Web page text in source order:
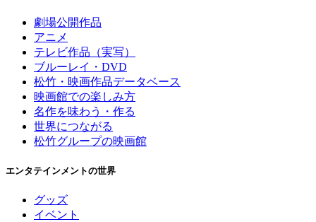
劇場公開作品
アニメ
テレビ作品（実写）
ブルーレイ・DVD
松竹・映画作品データベース
映画館での楽しみ方
名作を味わう・作る
世界につながる
松竹グループの映画館
エンタテインメントの世界
グッズ
イベント